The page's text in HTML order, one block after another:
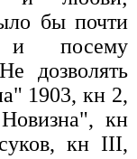
бы почти
и посему
дозволять
1903, кн 2,
кн
кн III,